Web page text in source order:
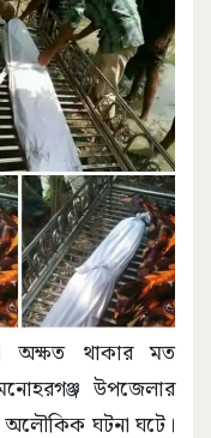
অক্ষত থাকার মত
উপজেলার
অলৌকিক ঘটনা ঘটে।